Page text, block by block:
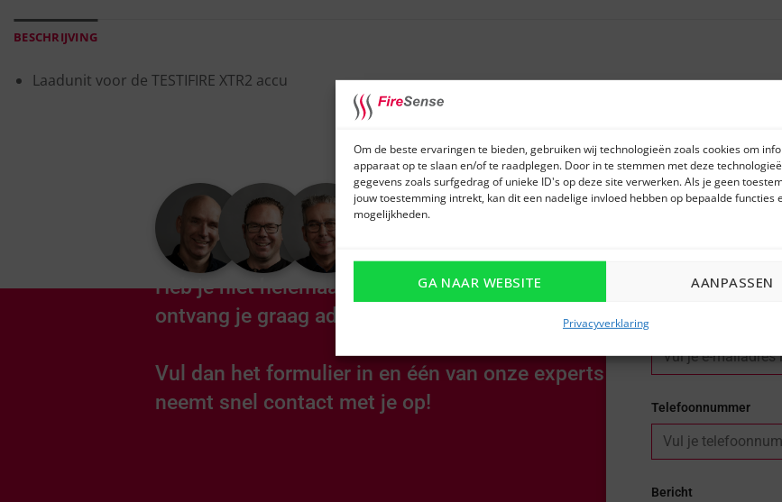
Om de beste ervaringen te bieden, gebruiken wij technologieën zoals cookies om
apparaat op te slaan en/of te raadplegen. Door in te stemmen met deze
gegevens zoals surfgedrag of unieke ID's op deze site verwerken. Als je geen
jouw toestemming intrekt, kan dit een nadelige invloed hebben op bepaalde functies
mogelijkheden.
GA NAAR WEBSITE AANPASSEN
Privacyverklaring
BESCHRIJVING
Laadunit voor de TESTIFIRE XTR2 accu
Heb je niet helemaal gevonden wat je zocht of
ontvang je graag advies op maat?
Vul dan het formulier in en één van onze experts
neemt snel contact met je op!
Telefoonnummer
Bericht